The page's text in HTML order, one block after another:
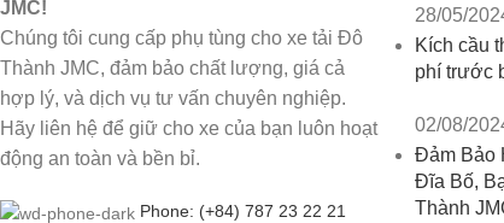
JMC!
Chúng tôi cung cấp phụ tùng cho xe tải Đô
Thành JMC, đảm bảo chất lượng, giá cả
hợp lý, và dịch vụ tư vấn chuyên nghiệp.
Hãy liên hệ để giữ cho xe của bạn luôn hoạt
động an toàn và bền bỉ.
Phone: (+84) 787 23 22 21
28/05/
Kích cầu
phí trước
02/08/
Đảm Bảo
Đĩa Bố,
Thành